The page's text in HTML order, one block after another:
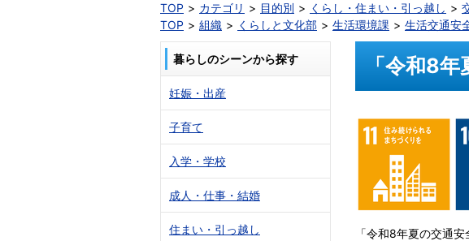
TOP
カテゴリ 目的別 くらし・住まい・引っ越し
TOP
組織 くらしと文化部 生活環境課 生活交通安
「令和8
「令和8年夏の交通
暮らしのシーンから探す
妊娠・出産
子育て
入学・学校
成人・仕事・結婚
住まい・引っ越し